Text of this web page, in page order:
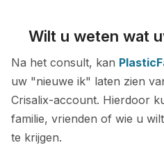
Wilt u weten wat
Na het consult, kan
uw "nieuwe ik" laten zien
Crisalix-account. Hierdoor
familie, vrienden of wie u
te krijgen.